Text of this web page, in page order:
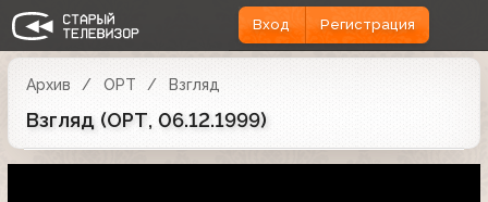
Вход Регистрация
Архив ОРТ Взгляд
Взгляд (ОРТ, 06.12.1999)